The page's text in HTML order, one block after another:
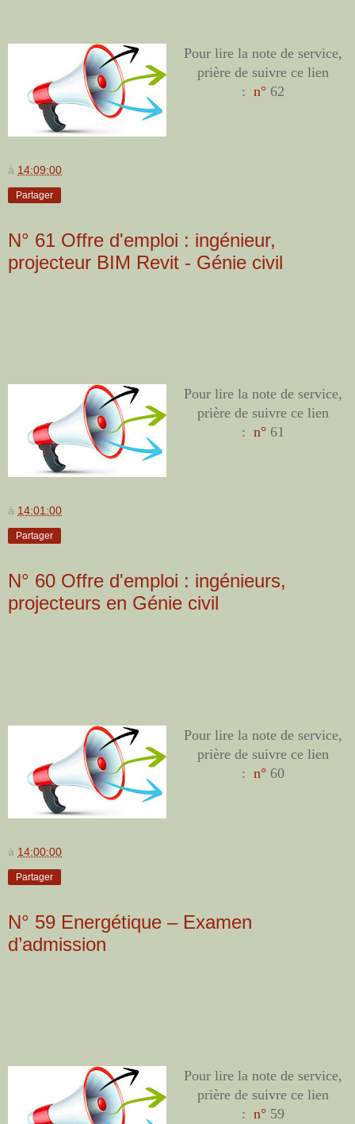
Pour lire la note de service,
prière de suivre ce lien
: n° 62
à 14:09:00
Partager
N° 61 Offre d'emploi : ingénieur,
projecteur BIM Revit - Génie civil
Pour lire la note de service,
prière de suivre ce lien
: n° 61
à 14:01:00
Partager
N° 60 Offre d'emploi : ingénieurs,
projecteurs en Génie civil
Pour lire la note de service,
prière de suivre ce lien
: n° 60
à 14:00:00
Partager
N° 59 Energétique – Examen
d’admission
Pour lire la note de service,
prière de suivre ce lien
: n° 59